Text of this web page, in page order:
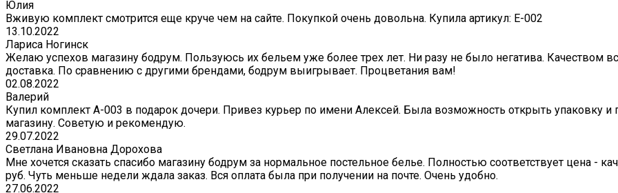
Юлия
Вживую комплект смотрится еще круче чем на сайте. Покупкой очень довольна. Купила артикул: E-002
13.10.2022
Лариса Ногинск
Желаю успехов магазину бодрум. Пользуюсь их бельем уже более трех лет. Ни разу не было негатива. Качеством
доставка. По сравнению с другими брендами, бодрум выигрывает. Процветания вам!
02.08.2022
Валерий
Купил комплект A-003 в подарок дочери. Привез курьер по имени Алексей. Была возможность открыть упаковку и
магазину. Советую и рекомендую.
29.07.2022
Светлана Ивановна Дорохова
Мне хочется сказать спасибо магазину бодрум за нормальное постельное белье. Полностью соответствует цена -
руб. Чуть меньше недели ждала заказ. Вся оплата была при получении на почте. Очень удобно.
27.06.2022